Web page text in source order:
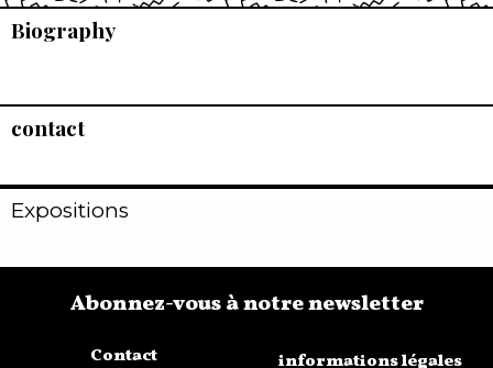
Biography
contact
Expositions
Contact
Abonnez-vous à notre newsletter
informations légales